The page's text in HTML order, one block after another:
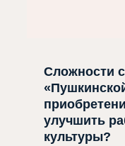
Сложности
улучшить
культуры?